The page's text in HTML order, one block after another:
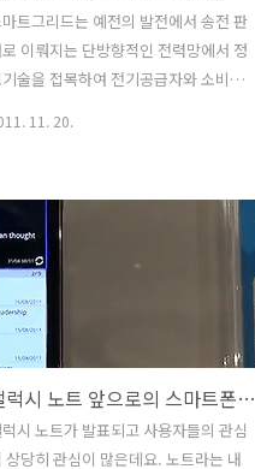
트그리드는 예전의 발전에서 송전 판
이뤄지는 단방향적인 전력망에서 정
술을 접목하여 전기공급자와 소비자
한계가 있었을 때, 발전소에서 전력을
만들어서 그냥 쓰기만 했지만, 지금은 태
양광전지나 지역에서의 발전등을 이용해
주택이나 단지에서 사용을 하고 전력
남으면 그것을 반대로 다른곳에 전력
을 보내기도 하게 되었죠. 전력의 생산자
소비자가 에너지의 이동에 따라서 변
됩니다. 발전소에서 만들어진 전력
심야에는 전력이 싸기 때문에 가정에
모아두었다가 낮에는 반대로 판매를
11. 20.
갤럭시 노트 앞으로의 스마트폰의 미래에 대해서 생각해보다
시 노트가 발표되고 사용자들의 관심
상당히 관심이 많은데요. 노트라는 내